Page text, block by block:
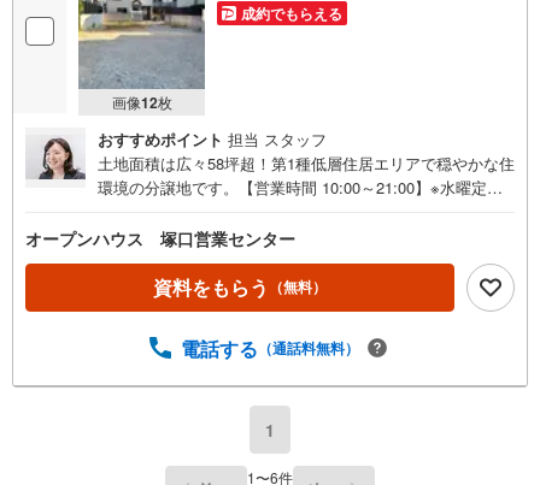
画像12枚
成約でもらえる
おすすめポイント 担当 スタッフ
土地面積は広々58坪超！第1種低層住居エリアで穏やかな住
環境の分譲地です。【営業時間 10:00～21:00】※水曜定休
気軽にご連絡ください！現地を見学される場合は「室内・
現地を見学する（無料）」ボタンよりご希望の日時をご記
入いただけますとスムーズにご案内が可能です。◎現地の
ご案内について・平日や夜遅い時間帯もご案内が可能 ※定
明いたします。・車でご自宅や最寄り駅等、ご指定の場所
す。◎個別FP相談会 無料物件のご紹介だけでなく住宅ロ
ーン・資金のご相談、まずは家探しについて話を聞きたい
という方も大歓迎です！年間8000棟以上の限定物件を発表
しているオープンハウスだから出会える物件が多数ござい
オープンハウス 塚口営業センター
資料をもらう （無料）
電話する （通話料無料）
1
1〜6件